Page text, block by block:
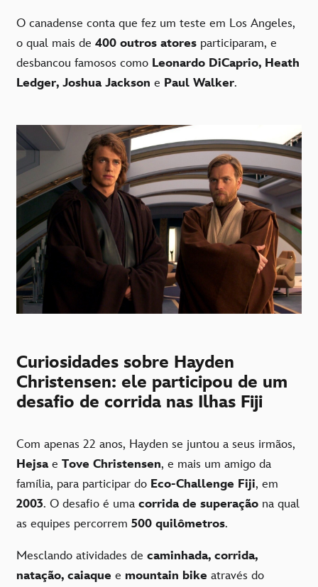
O canadense conta que fez um teste em Los Angeles,
o qual mais de 400 outros atores participaram, e
desbancou famosos como Leonardo DiCaprio, Heath
Ledger, Joshua Jackson e Paul Walker.
Curiosidades sobre Hayden
Christensen: ele participou de um
desafio de corrida nas Ilhas Fiji
Com apenas 22 anos, Hayden se juntou a seus irmãos,
Hejsa e Tove Christensen, e mais um amigo da
família, para participar do Eco-Challenge Fiji, em
2003. O desafio é uma corrida de superação na qual
as equipes percorrem 500 quilômetros.
Mesclando atividades de caminhada, corrida,
natação, caiaque e mountain bike através do